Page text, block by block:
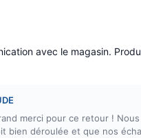
avec le magasin.
merci pour ce retour !
bien déroulée et que nos